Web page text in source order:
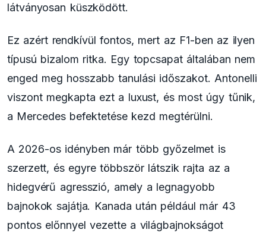
látványosan küszködött.
Ez azért rendkívül fontos, mert az F1-ben az ilyen
típusú bizalom ritka. Egy topcsapat általában nem
enged meg hosszabb tanulási időszakot. Antonelli
viszont megkapta ezt a luxust, és most úgy tűnik,
a Mercedes befektetése kezd megtérülni.
A 2026-os idényben már több győzelmet is
szerzett, és egyre többször látszik rajta az a
hidegvérű agresszió, amely a legnagyobb
bajnokok sajátja. Kanada után például már 43
pontos előnnyel vezette a világbajnokságot